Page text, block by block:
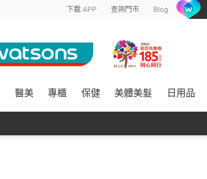
下載 APP 查詢門市 Blog
醫美 專櫃 保健 美體美髮 日用品